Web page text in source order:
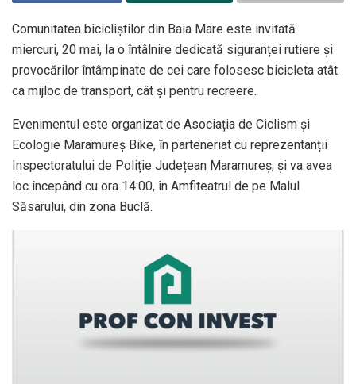
Comunitatea bicicliștilor din Baia Mare este invitată
miercuri, 20 mai, la o întâlnire dedicată siguranței rutiere și
provocărilor întâmpinate de cei care folosesc bicicleta atât
ca mijloc de transport, cât și pentru recreere.
Evenimentul este organizat de Asociația de Ciclism și
Ecologie Maramureș Bike, în parteneriat cu reprezentanții
Inspectoratului de Poliție Județean Maramureș, și va avea
loc începând cu ora 14:00, în Amfiteatrul de pe Malul
Săsarului, din zona Buclă.